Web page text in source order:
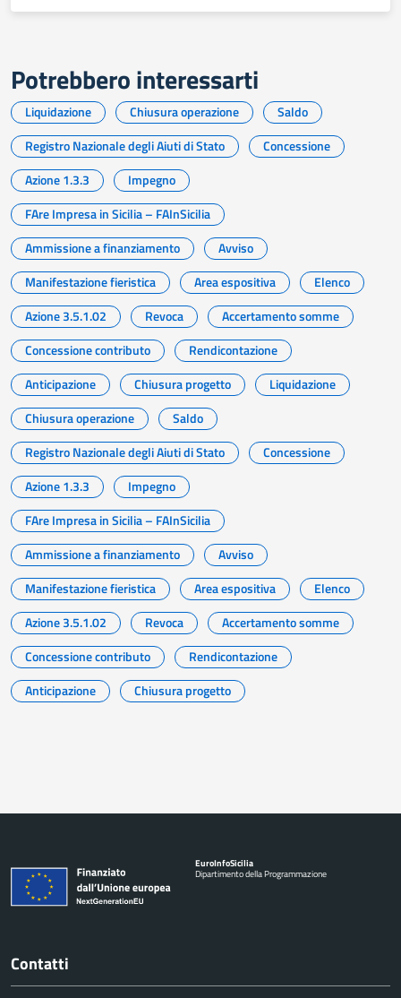
Potrebbero interessarti
Liquidazione Chiusura operazione
Saldo
Registro Nazionale degli Aiuti di Stato
Concessione
Azione 1.3.3
Impegno
FAre Impresa in Sicilia – FAInSicilia
Ammissione a finanziamento
Avviso
Manifestazione fieristica
Area espositiva
Elenco
Azione 3.5.1.02
Revoca
Accertamento somme
Concessione contributo
Rendicontazione
Anticipazione
Chiusura progetto
Liquidazione
Chiusura operazione
Saldo
Registro Nazionale degli Aiuti di Stato
Concessione
Azione 1.3.3
Impegno
FAre Impresa in Sicilia – FAInSicilia
Ammissione a finanziamento
Avviso
Manifestazione fieristica
Area espositiva
Elenco
Azione 3.5.1.02
Revoca
Accertamento somme
Concessione contributo
Rendicontazione
Anticipazione
Chiusura progetto
EuroInfoSicilia
Dipartimento della Programmazione
Contatti